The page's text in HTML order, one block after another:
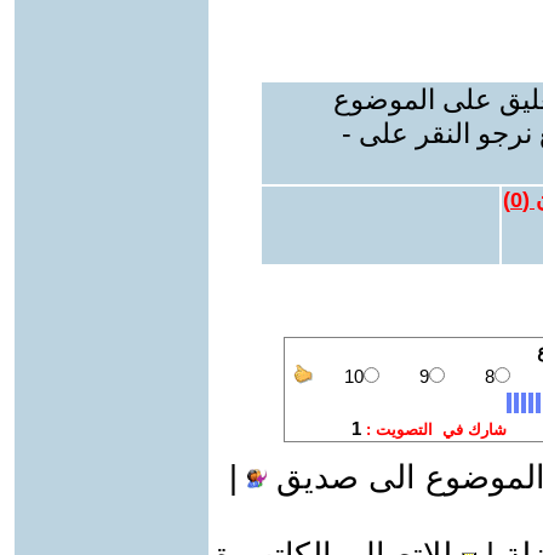
على الموضوع
نرجو النقر على -
(
0
)
الى صديق